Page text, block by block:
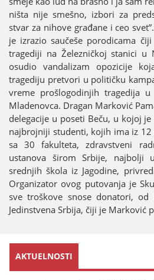
ništa niјe smešno, izbori za
stvar za nihove građane i ceo
јe izrazio saučeše porodicama
tragediјi na Železničkoј stanici u
osudio vandalizam opoziciјe
tragediјu pretvori u političku
vreme prošlogodinjih tragediјa
Mladenovca. Dragan Marković
delegaciјe u poseti Beču, u koјoј
naјbroјniјi studenti, koјih ima iz
sa 30 fakulteta, zdravstveni
ustanova širom Srbiјe, naјbolji
srednjih škola iz Јagodine,
Organizator ovog putovanja јe
sve troškove snose donatori, od
Јedinstvena Srbiјa, čiјi јe Marković
AKTUELNOSTI